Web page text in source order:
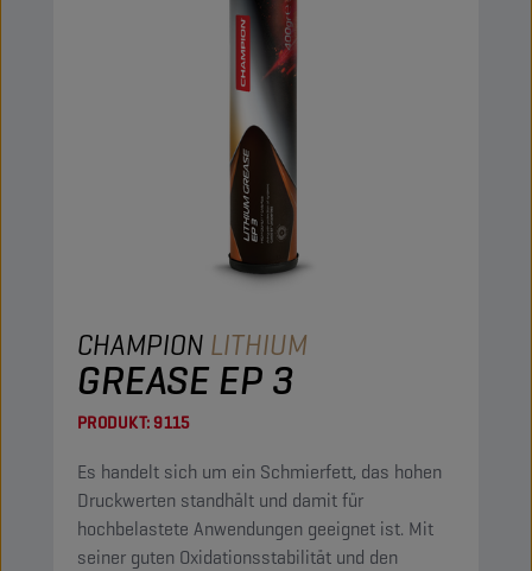
CHAMPION LITHIUM
GREASE EP 3
PRODUKT:9115
Es handelt sich um ein Schmierfett, das hohen
Druckwerten standhält und damit für
hochbelastete Anwendungen geeignet ist. Mit
seiner guten Oxidationsstabilität und den